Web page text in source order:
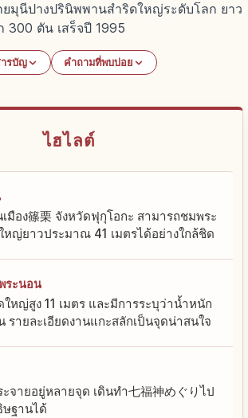
มุนีปางปรินิพพานสำริดใหญ่ระดับโลก ยาว
300 ตัน เสร็จปี 1995
รบัญ คำถามที่พบบ่อย
ไฮไลต์
เมือง篠栗 จังหวัดฟุกุโอกะ สามารถชมพระ
ญ่ยาวประมาณ 41 เมตรได้อย่างใกล้ชิด
ระนอน
หญ่สูง 11 เมตร และมีการระบุว่าน้ำหนัก
รายละเอียดงานแกะสลักเป็นจุดน่าสนใจ
จายอยู่หลายจุด เดินทำ七福神めぐりไป
ฐานได้